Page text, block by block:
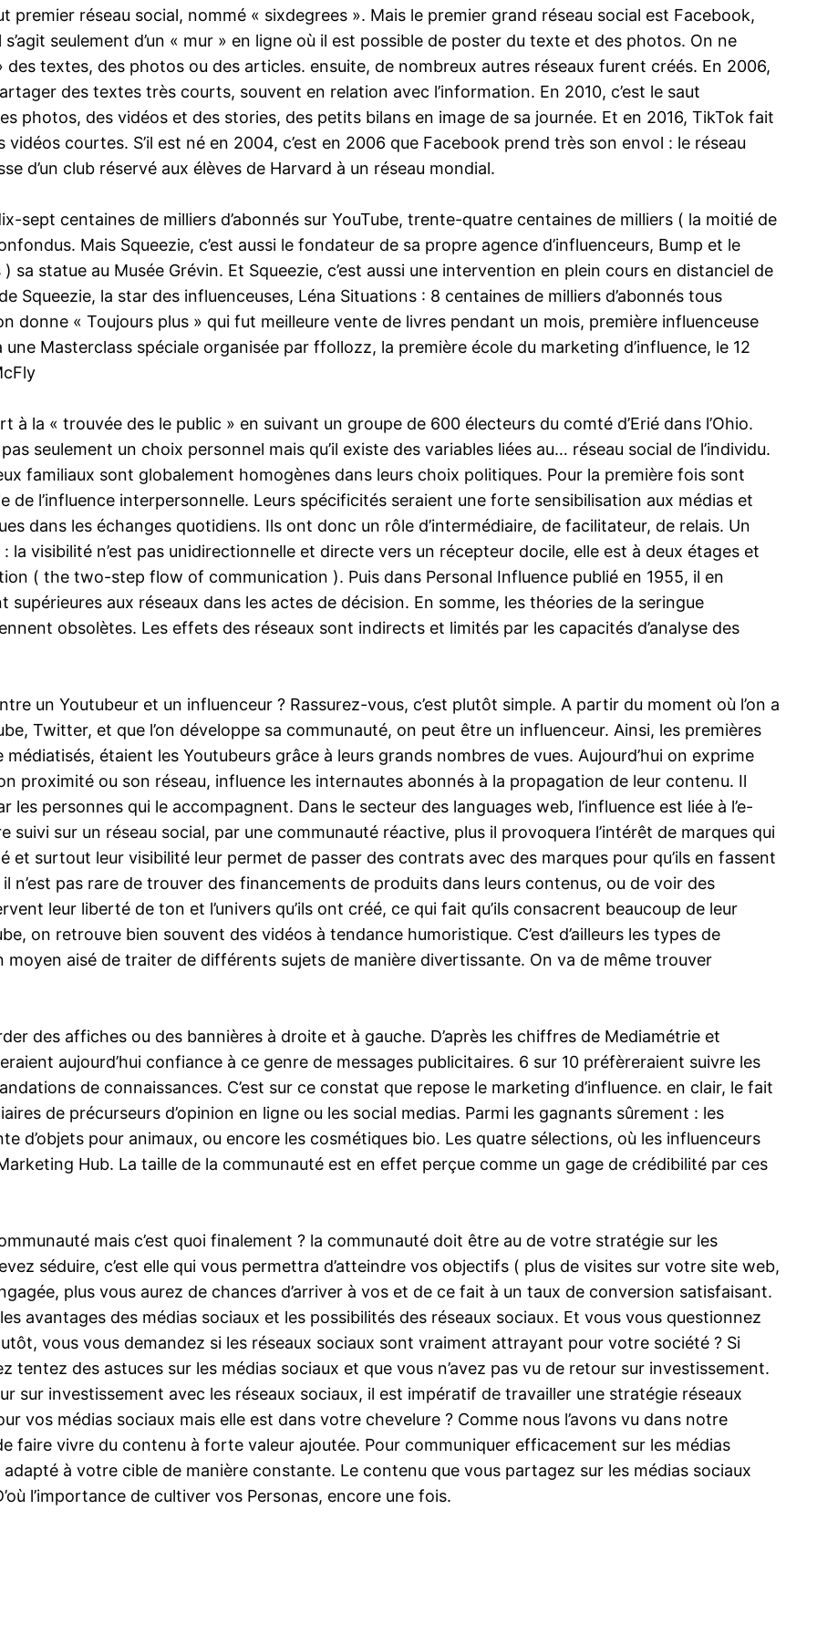
réseau social, nommé « sixdegrees ». Mais le premier grand réseau social est Facebook,
seulement d’un « mur » en ligne où il est possible de poster du texte et des photos. On ne
textes, des photos ou des articles. ensuite, de nombreux autres réseaux furent créés. En 2006,
des textes très courts, souvent en relation avec l’information. En 2010, c’est le saut
photos, des vidéos et des stories, des petits bilans en image de sa journée. Et en 2016, TikTok fait
courtes. S’il est né en 2004, c’est en 2006 que Facebook prend très son envol : le réseau
d’un club réservé aux élèves de Harvard à un réseau mondial.
sept centaines de milliers d’abonnés sur YouTube, trente-quatre centaines de milliers ( la moitié de
Mais Squeezie, c’est aussi le fondateur de sa propre agence d’influenceurs, Bump et le
statue au Musée Grévin. Et Squeezie, c’est aussi une intervention en plein cours en distanciel de
Squeezie, la star des influenceuses, Léna Situations : 8 centaines de milliers d’abonnés tous
donne « Toujours plus » qui fut meilleure vente de livres pendant un mois, première influenceuse
Masterclass spéciale organisée par ffollozz, la première école du marketing d’influence, le 12
à la « trouvée des le public » en suivant un groupe de 600 électeurs du comté d’Erié dans l’Ohio.
seulement un choix personnel mais qu’il existe des variables liées au… réseau social de l’individu.
familiaux sont globalement homogènes dans leurs choix politiques. Pour la première fois sont
de l’influence interpersonnelle. Leurs spécificités seraient une forte sensibilisation aux médias et
dans les échanges quotidiens. Ils ont donc un rôle d’intermédiaire, de facilitateur, de relais. Un
la visibilité n’est pas unidirectionnelle et directe vers un récepteur docile, elle est à deux étages et
( the two-step flow of communication ). Puis dans Personal Influence publié en 1955, il en
aux réseaux dans les actes de décision. En somme, les théories de la seringue
obsolètes. Les effets des réseaux sont indirects et limités par les capacités d’analyse des
un Youtubeur et un influenceur ? Rassurez-vous, c’est plutôt simple. A partir du moment où l’on a
Twitter, et que l’on développe sa communauté, on peut être un influenceur. Ainsi, les premières
étaient les Youtubeurs grâce à leurs grands nombres de vues. Aujourd’hui on exprime
proximité ou son réseau, influence les internautes abonnés à la propagation de leur contenu. Il
les personnes qui le accompagnent. Dans le secteur des languages web, l’influence est liée à l’e-
sur un réseau social, par une communauté réactive, plus il provoquera l’intérêt de marques qui
surtout leur visibilité leur permet de passer des contrats avec des marques pour qu’ils en fassent
n’est pas rare de trouver des financements de produits dans leurs contenus, ou de voir des
leur liberté de ton et l’univers qu’ils ont créé, ce qui fait qu’ils consacrent beaucoup de leur
on retrouve bien souvent des vidéos à tendance humoristique. C’est d’ailleurs les types de
moyen aisé de traiter de différents sujets de manière divertissante. On va de même trouver
des affiches ou des bannières à droite et à gauche. D’après les chiffres de Mediamétrie et
aujourd’hui confiance à ce genre de messages publicitaires. 6 sur 10 préfèreraient suivre les
de connaissances. C’est sur ce constat que repose le marketing d’influence. en clair, le fait
de précurseurs d’opinion en ligne ou les social medias. Parmi les gagnants sûrement : les
d’objets pour animaux, ou encore les cosmétiques bio. Les quatre sélections, où les influenceurs
Hub. La taille de la communauté est en effet perçue comme un gage de crédibilité par ces
mais c’est quoi finalement ? la communauté doit être au de votre stratégie sur les
séduire, c’est elle qui vous permettra d’atteindre vos objectifs ( plus de visites sur votre site web,
plus vous aurez de chances d’arriver à vos et de ce fait à un taux de conversion satisfaisant.
avantages des médias sociaux et les possibilités des réseaux sociaux. Et vous vous questionnez
vous vous demandez si les réseaux sociaux sont vraiment attrayant pour votre société ? Si
tentez des astuces sur les médias sociaux et que vous n’avez pas vu de retour sur investissement.
sur investissement avec les réseaux sociaux, il est impératif de travailler une stratégie réseaux
vos médias sociaux mais elle est dans votre chevelure ? Comme nous l’avons vu dans notre
faire vivre du contenu à forte valeur ajoutée. Pour communiquer efficacement sur les médias
à votre cible de manière constante. Le contenu que vous partagez sur les médias sociaux
l’importance de cultiver vos Personas, encore une fois.